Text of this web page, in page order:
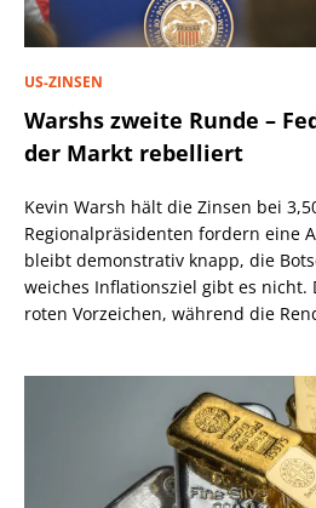
US-ZINSEN
Warshs zweite Runde –
der Markt rebelliert
Kevin Warsh hält die Zinsen bei
Regionalpräsidenten fordern eine
bleibt demonstrativ knapp, die
weiches Inflationsziel gibt es
roten Vorzeichen, während die